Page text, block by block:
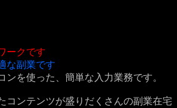
ークです
な副業です
を使った、簡単な入力業務です。
ンテンツが盛りだくさんの副業在宅